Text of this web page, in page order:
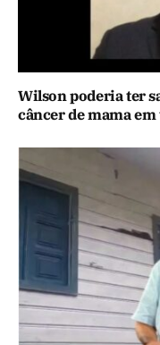
Wilson poderia ter
câncer de mama